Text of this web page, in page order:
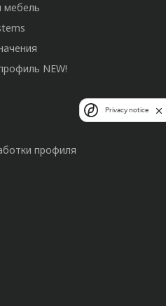
мебель
NEW!
профиля
Privacy notice